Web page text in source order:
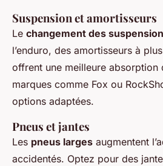
Suspension et amortisseurs
Le changement des
l’enduro, des amortisseurs à
offrent une meilleure absorption
marques comme Fox ou
options adaptées.
Pneus et jantes
Les pneus larges augmentent
accidentés. Optez pour des